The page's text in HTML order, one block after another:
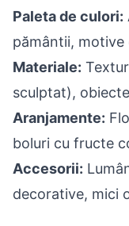
Paleta de culori:
pământii, motive
Materiale:
sculptat),
Aranjamente:
boluri cu fructe
Accesorii:
decorative, mici